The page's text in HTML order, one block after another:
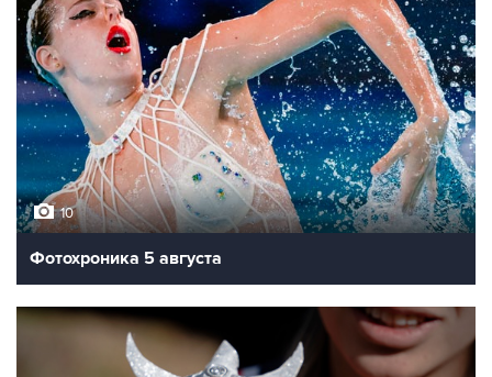
10
Фотохроника 5 августа